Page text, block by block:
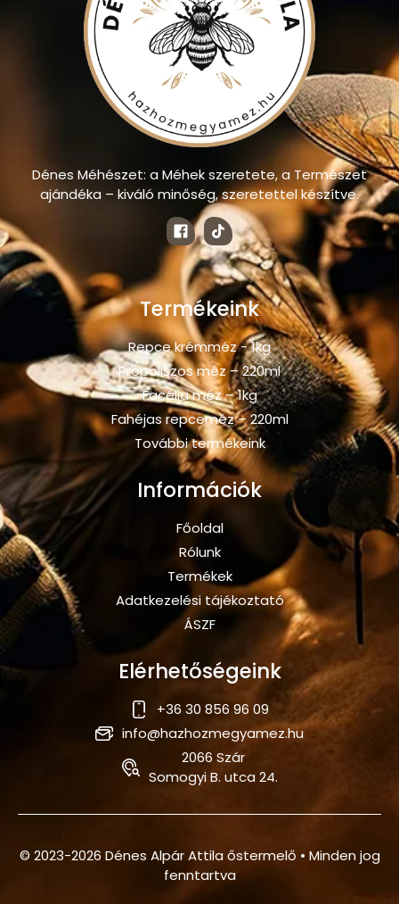
Dénes Méhészet: a Méhek szeretete, a Természet
ajándéka – kiváló minőség, szeretettel készítve.
Termékeink
Repce krémméz - 1kg
Propoliszos méz – 220ml
Facélia méz – 1kg
Fahéjas repceméz – 220ml
További termékeink
Információk
Főoldal
Rólunk
Termékek
Adatkezelési tájékoztató
ÁSZF
Elérhetőségeink
+36 30 856 96 09
info@hazhozmegyamez.hu
2066 Szár
Somogyi B. utca 24.
© 2023-2026 Dénes Alpár Attila őstermelő • Minden jog
fenntartva